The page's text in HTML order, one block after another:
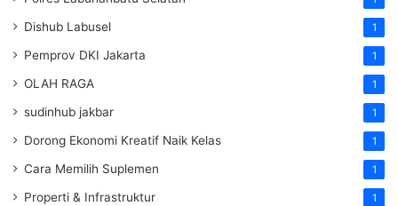
Dishub Labusel 1
Pemprov DKI Jakarta 1
OLAH RAGA 1
sudinhub jakbar 1
Dorong Ekonomi Kreatif Naik Kelas 1
Cara Memilih Suplemen 1
Properti & Infrastruktur 1